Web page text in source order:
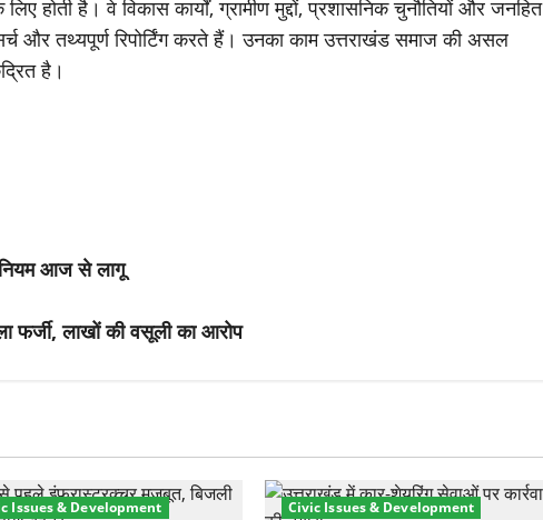
होती है। वे विकास कार्यों, ग्रामीण मुद्दों, प्रशासनिक चुनौतियों और जनहित
और तथ्यपूर्ण रिपोर्टिंग करते हैं। उनका काम उत्तराखंड समाज की असल
है।
नियम आज से लागू
फर्जी, लाखों की वसूली का आरोप
Issues & Development Civic Issues & Development